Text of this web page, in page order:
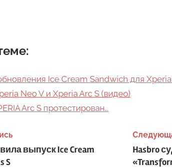
Ice Cream Sandwich для
Neo V и Xperia Arc S (видео)
Arc S протестирован…
выпуск Ice Cream
S
Hasbro